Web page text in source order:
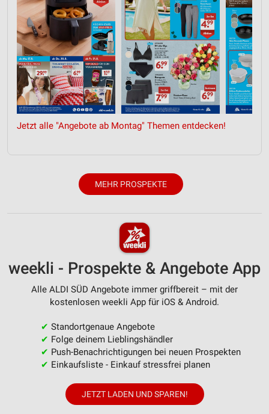
Jetzt alle "Angebote ab Montag" Themen entdecken!
MEHR PROSPEKTE
weekli - Prospekte & Angebote App
Alle ALDI SÜD Angebote immer griffbereit – mit der
kostenlosen weekli App für iOS & Android.
✔ Standortgenaue Angebote
✔ Folge deinem Lieblingshändler
✔ Push-Benachrichtigungen bei neuen Prospekten
✔ Einkaufsliste - Einkauf stressfrei planen
JETZT LADEN UND SPAREN!